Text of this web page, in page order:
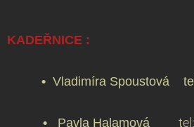
KADEŘNICE :
• Vladimíra Spoustová
• Pavla Halamová tel: